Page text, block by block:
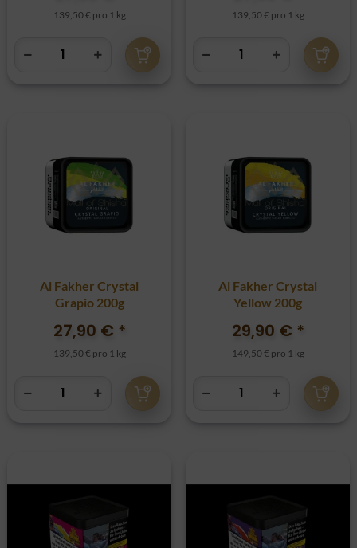
139,50 € pro 1 kg 139,50 € pro 1 kg
Al Fakher Crystal
Grapio 200g
27,90 € *
139,50 € pro 1 kg
Al Fakher Crystal
Yellow 200g
29,90 € *
149,50 € pro 1 kg